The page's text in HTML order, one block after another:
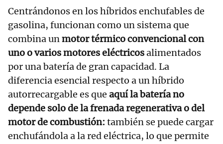
Centrándonos en los híbridos enchufables de
gasolina, funcionan como un sistema que
combina unmotor térmico convencional con
uno o varios motores eléctricosalimentados
por una batería de gran capacidad. La
diferencia esencial respecto a un híbrido
autorrecargable es que aquí la batería no
depende solo de la frenada regenerativa o del
motor de combustión: también se puede cargar
enchufándola a la red eléctrica, lo que permite